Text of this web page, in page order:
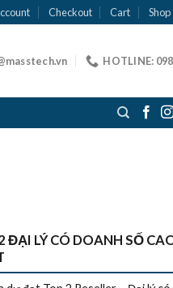
Checkout Cart Shop
HOTLINE:
ĐẠI LÝ CÓ DOANH SỐ